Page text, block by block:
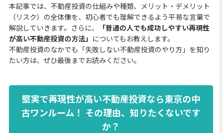
本記事では、不動産投資の仕組みや種類、メリット・デメリット
（リスク）の全体像を、初心者でも理解できるよう平易な言葉で
解説していきます。さらに、
「普通の人でも成功しやすい再現性
が高い不動産投資の方法」 についてもお教えします。
不動産投資のなかでも「失敗しない不動産投資のやり方」を知り
たい方は、ぜひ最後までお読みください。
堅実で再現性が高い不動産投資なら東京の中
古ワンルーム！ その理由、知りたくないです
か？